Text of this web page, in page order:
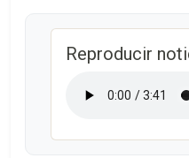
Reproducir